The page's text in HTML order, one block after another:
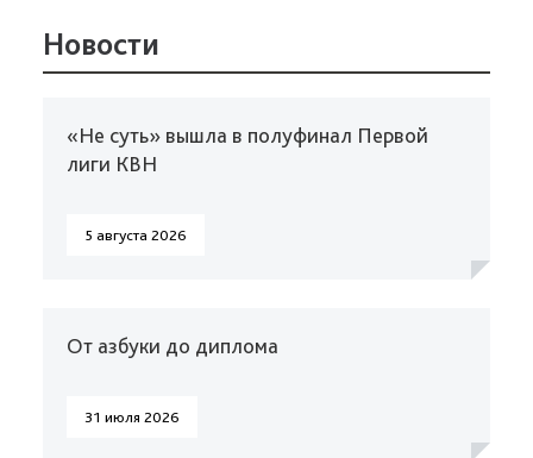
Новости
«Не суть» вышла в полуфинал Первой
лиги КВН
5 августа 2026
От азбуки до диплома
31 июля 2026